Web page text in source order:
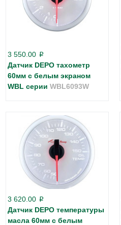
3 550.00 p
Датчик DEPO тахометр
60мм с белым экраном
WBL серии WBL6093W
3 620.00 p
Датчик DEPO температуры
масла 60мм с белым